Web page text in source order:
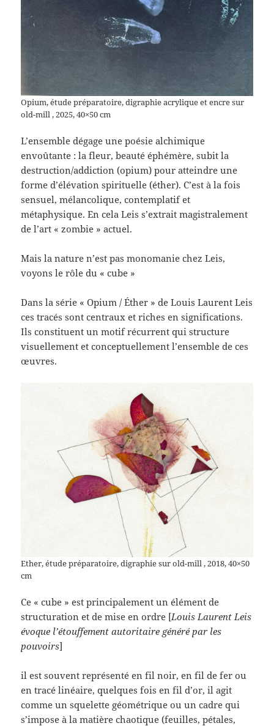
Opium, étude préparatoire, digraphie acrylique et encre sur
old-mill , 2025, 40×50 cm
L’ensemble dégage une poésie alchimique
envoûtante : la fleur, beauté éphémère, subit la
destruction/addiction (opium) pour atteindre une
forme d’élévation spirituelle (éther). C’est à la fois
sensuel, mélancolique, contemplatif et
métaphysique. En cela Leis s’extrait magistralement
de l’art « zombie » actuel.
Mais la nature n’est pas monomanie chez Leis,
voyons le rôle du « cube »
Dans la série « Opium / Éther » de Louis Laurent Leis
ces tracés sont centraux et riches en significations.
Ils constituent un motif récurrent qui structure
visuellement et conceptuellement l’ensemble de ces
œuvres.
Ether, étude préparatoire, digraphie sur old-mill , 2018, 40×50
cm
Ce « cube » est principalement un élément de
structuration et de mise en ordre [Louis Laurent Leis
évoque l’étouffement autoritaire généré par les
pouvoirs]
il est souvent représenté en fil noir, en fil de fer ou
en tracé linéaire, quelques fois en fil d’or, il agit
comme un squelette géométrique ou un cadre qui
s’impose à la matière chaotique (feuilles, pétales,